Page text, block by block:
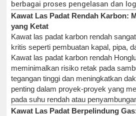
berbagai proses pengelasan dan
Kawat Las Padat Rendah Karbon:
yang Ketat
Kawat las padat karbon rendah
kritis seperti pembuatan kapal, pipa,
Kawat las padat karbon rendah
meminimalkan risiko retak pada
tegangan tinggi dan meningkatkan
penting dalam proyek-proyek yang
pada suhu rendah atau
Kawat Las Padat Berpelindung